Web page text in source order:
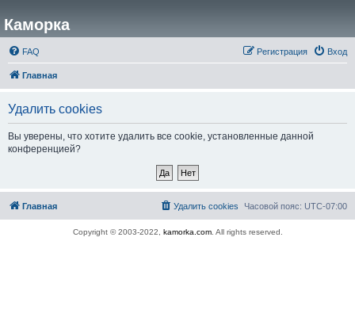
Каморка
FAQ Вход
Регистрация
Главная
Удалить cookies
Вы уверены, что хотите удалить все cookie, установленные данной
конференцией?
Главная Часовой пояс: UTC-07:00
Удалить cookies
Copyright © 2003-2022, kamorka.com. All rights reserved.